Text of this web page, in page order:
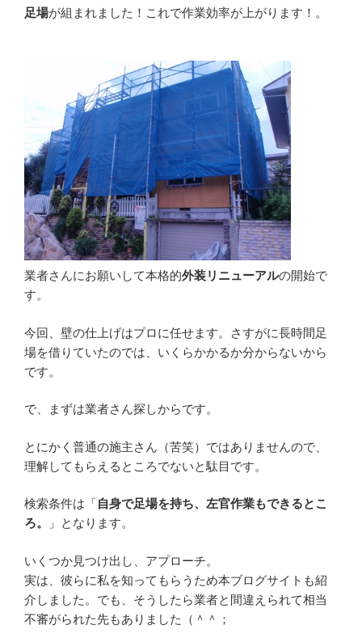
足場が組まれました！これで作業効率が上がります！。
業者さんにお願いして本格的外装リニューアルの開始で
す。
今回、壁の仕上げはプロに任せます。さすがに長時間足
場を借りていたのでは、いくらかかるか分からないから
です。
で、まずは業者さん探しからです。
とにかく普通の施主さん（苦笑）ではありませんので、
理解してもらえるところでないと駄目です。
検索条件は「自身で足場を持ち、左官作業もできるとこ
ろ。
」となります。
いくつか見つけ出し、アプローチ。
実は、彼らに私を知ってもらうため本ブログサイトも紹
介しました。でも、そうしたら業者と間違えられて相当
不審がられた先もありました（＾＾；